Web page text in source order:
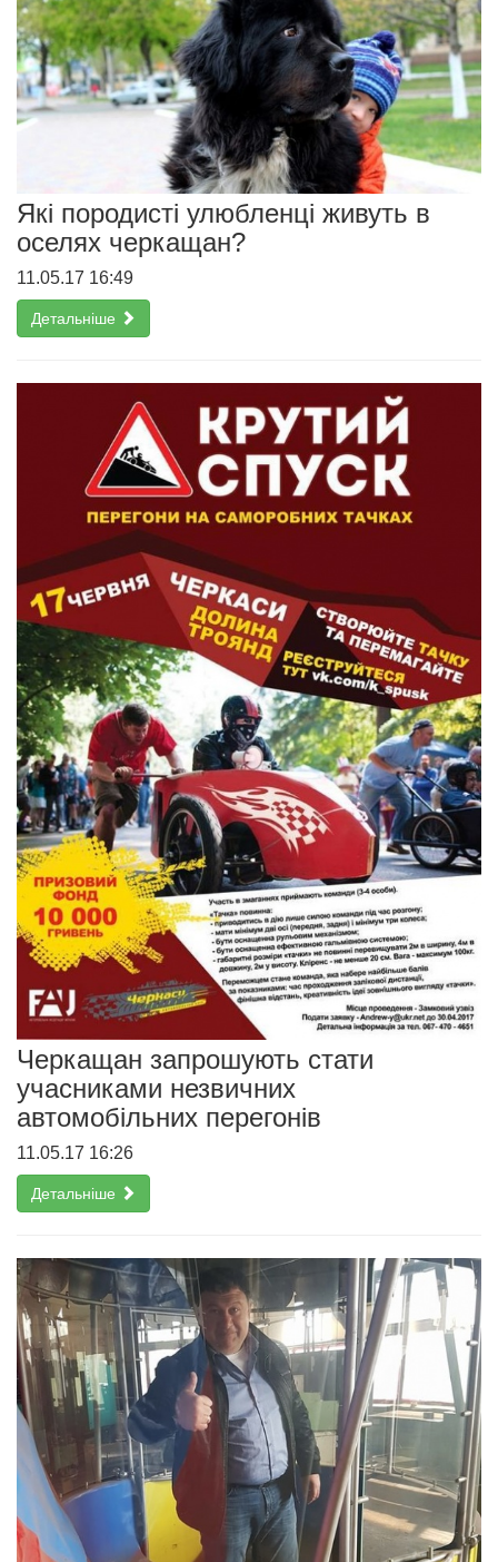
Які породисті улюбленці живуть в
оселях черкащан?
11.05.17 16:49
Детальніше
Черкащан запрошують стати
учасниками незвичних
автомобільних перегонів
11.05.17 16:26
Детальніше